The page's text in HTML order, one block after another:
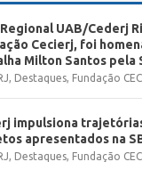
UAB/Cederj
Cecierj, foi
Milton Santos pela
, Destaques, Fundação
impulsiona
apresentados na
, Destaques, Fundação